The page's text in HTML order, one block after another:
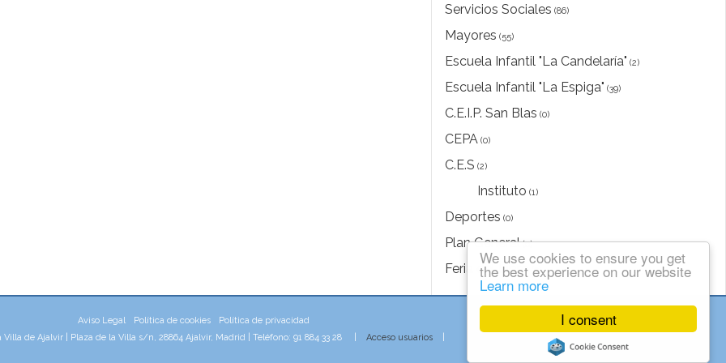
I consent
We use cookies to ensure you get
the best experience on our website
Learn more
Servicios Sociales (86)
Mayores (55)
Escuela Infantil "La Candelaría" (2)
Escuela Infantil "La Espiga" (39)
C.E.I.P. San Blas (0)
CEPA(0)
C.E.S (2)
Instituto (1)
Deportes (0)
Plan General(0)
Feria del Libro (0)
Aviso Legal Política de cookies
Política de privacidad
de Ajalvir | Plaza de la Villa s/n, 28864 Ajalvir, Madrid | Teléfono: 91 884 33 28 | Acceso usuarios|